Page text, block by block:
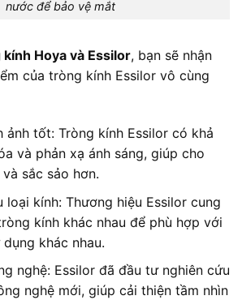
nước để bảo vệ mắt
Hoya và Essilor, bạn sẽ nhận
của tròng kính Essilor vô cùng
ảnh tốt: Tròng kính Essilor có khả
và phản xạ ánh sáng, giúp cho
sắc sảo hơn.
loại kính: Thương hiệu Essilor cung
kính khác nhau để phù hợp với
khác nhau.
nghệ: Essilor đã đầu tư nghiên cứu
nghệ mới, giúp cải thiện tầm nhìn